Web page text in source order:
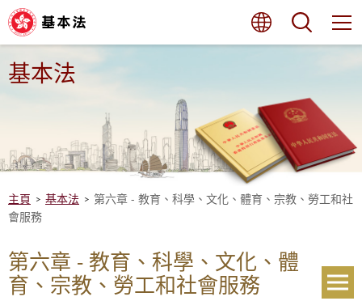
至
內
容
開
始
語言
基本法
主頁 基本法
第六章 - 教育、科學、文化、體育、宗教、勞工和社
會服務
第六章 - 教育、科學、文化、體
育、宗教、勞工和社會服務